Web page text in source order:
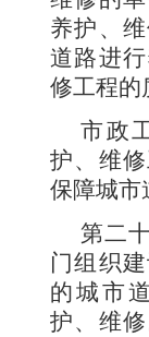
养护、
道路进
修工程的
市政
护、维
保障城市
第二
门组织
的城市
护、维